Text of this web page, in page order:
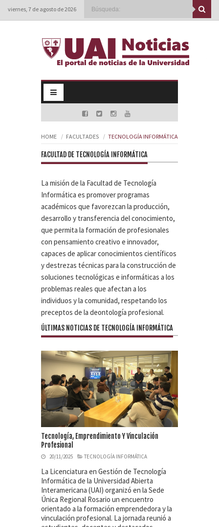
viernes, 7 de agosto de 2026
HOME FACULTADES TECNOLOGÍA INFORMÁTICA
FACULTAD DE TECNOLOGÍA INFORMÁTICA
La misión de la Facultad de Tecnología
Informática es promover programas
académicos que favorezcan la producción,
desarrollo y transferencia del conocimiento,
que permita la formación de profesionales
con pensamiento creativo e innovador,
capaces de aplicar conocimientos científicos
y destrezas técnicas para la construcción de
soluciones tecnológicas e informáticas a los
problemas reales que afectan a los
individuos y la comunidad, respetando los
preceptos de la deontología profesional.
ÚLTIMAS NOTICIAS DE TECNOLOGÍA INFORMÁTICA
Tecnología, Emprendimiento Y Vinculación
Profesional
20/11/2025 TECNOLOGÍA INFORMÁTICA
La Licenciatura en Gestión de Tecnología
Informática de la Universidad Abierta
Interamericana (UAI) organizó en la Sede
Única Regional Rosario un encuentro
orientado a la formación emprendedora y la
vinculación profesional. La jornada reunió a